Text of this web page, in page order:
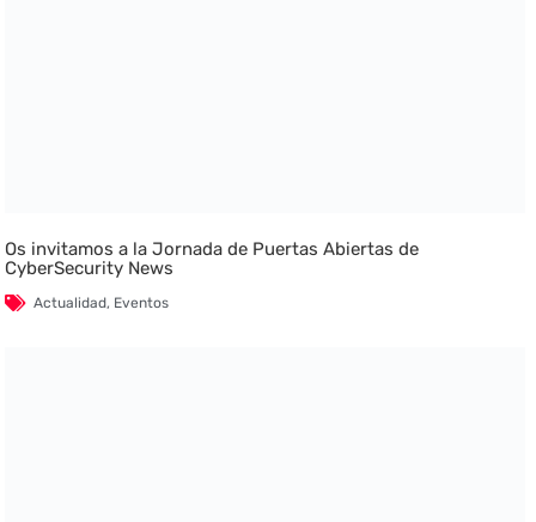
Os invitamos a la Jornada de Puertas Abiertas de
CyberSecurity News
Actualidad, Eventos